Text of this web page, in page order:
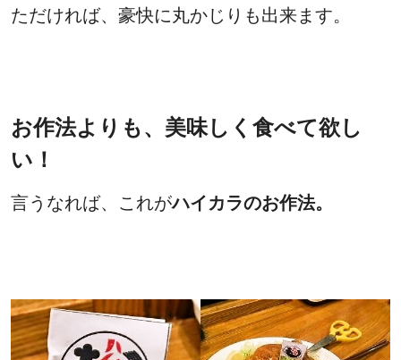
ただければ、豪快に丸かじりも出来ます。
お作法よりも、美味しく食べて欲し
い！
言うなれば、これがハイカラのお作法。